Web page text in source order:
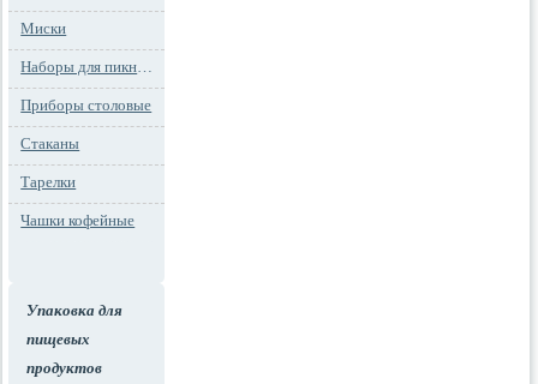
Миски
Наборы для пикника
Приборы столовые
Стаканы
Тарелки
Чашки кофейные
Упаковка для
пищевых
продуктов